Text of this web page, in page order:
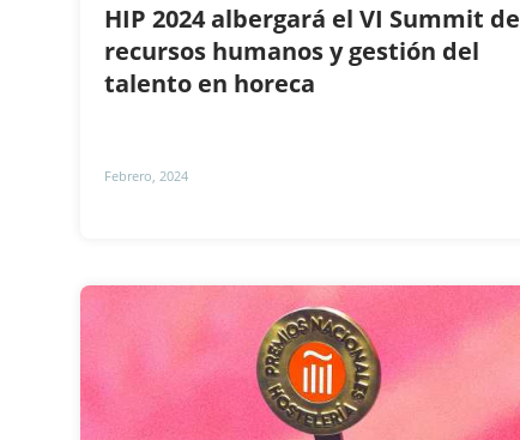
HIP 2024 albergará el VI Summit de
recursos humanos y gestión del
talento en horeca
Febrero, 2024